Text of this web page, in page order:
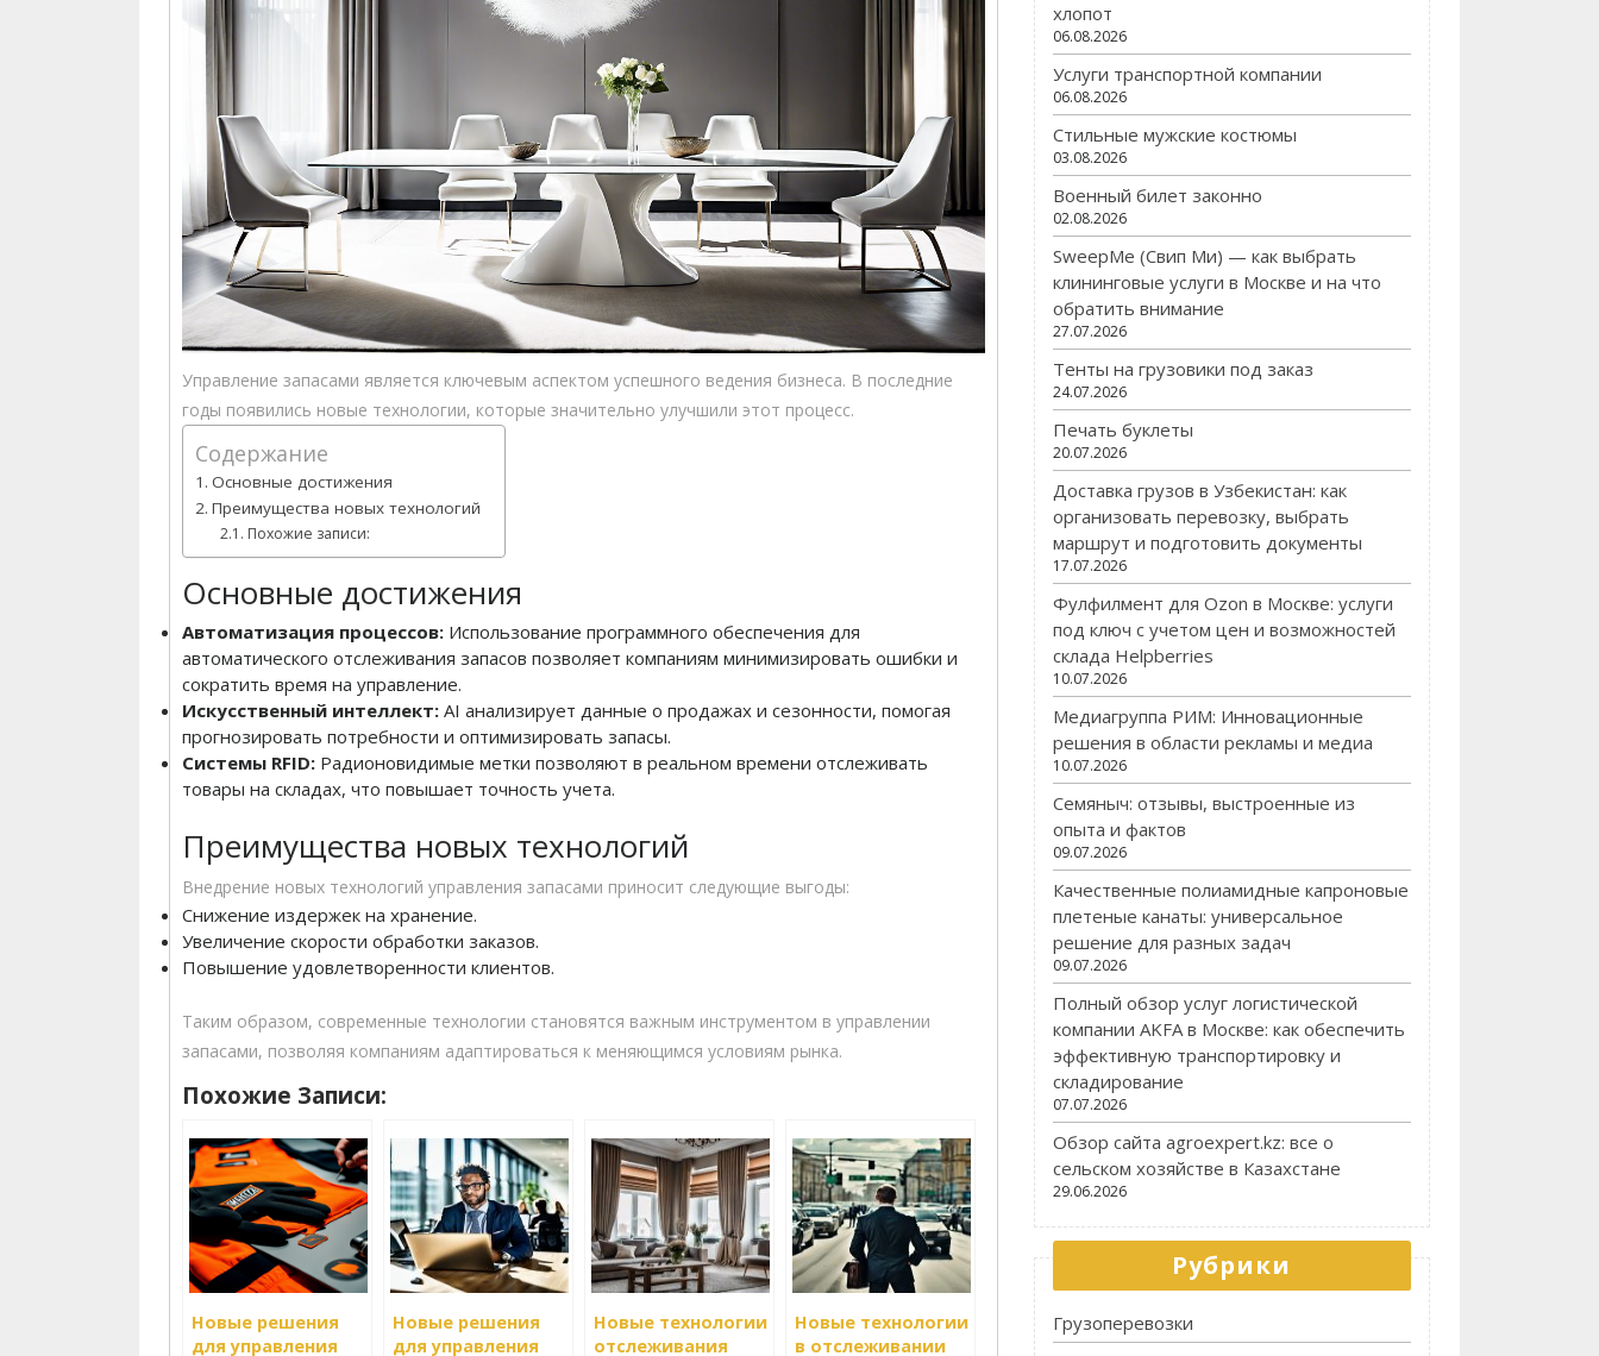
Управление запасами является ключевым аспектом успешного ведения бизнеса. В последние
годы появились новые технологии, которые значительно улучшили этот процесс.
Содержание
Основные достижения
Преимущества новых технологий
Похожие записи:
Основные достижения
Автоматизация процессов: Использование программного обеспечения для
автоматического отслеживания запасов позволяет компаниям минимизировать ошибки и
сократить время на управление.
Искусственный интеллект: AI анализирует данные о продажах и сезонности, помогая
прогнозировать потребности и оптимизировать запасы.
Системы RFID: Радионовидимые метки позволяют в реальном времени отслеживать
товары на складах, что повышает точность учета.
Преимущества новых технологий
Внедрение новых технологий управления запасами приносит следующие выгоды:
Снижение издержек на хранение.
Увеличение скорости обработки заказов.
Повышение удовлетворенности клиентов.
Таким образом, современные технологии становятся важным инструментом в управлении
запасами, позволяя компаниям адаптироваться к меняющимся условиям рынка.
Похожие Записи:
Новые решения
для управления
Новые решения
для управления
Новые технологии
отслеживания
Новые технологии
в отслеживании
хлопот
06.08.2026
Услуги транспортной компании
06.08.2026
Стильные мужские костюмы
03.08.2026
Военный билет законно
02.08.2026
SweepMe (Свип Ми) — как выбрать
клининговые услуги в Москве и на что
обратить внимание
27.07.2026
Тенты на грузовики под заказ
24.07.2026
Печать буклеты
20.07.2026
Доставка грузов в Узбекистан: как
организовать перевозку, выбрать
маршрут и подготовить документы
17.07.2026
Фулфилмент для Ozon в Москве: услуги
под ключ с учетом цен и возможностей
склада Helpberries
10.07.2026
Медиагруппа РИМ: Инновационные
решения в области рекламы и медиа
10.07.2026
Семяныч: отзывы, выстроенные из
опыта и фактов
09.07.2026
Качественные полиамидные капроновые
плетеные канаты: универсальное
решение для разных задач
09.07.2026
Полный обзор услуг логистической
компании AKFA в Москве: как обеспечить
эффективную транспортировку и
складирование
07.07.2026
Обзор сайта agroexpert.kz: все о
сельском хозяйстве в Казахстане
29.06.2026
Рубрики
Грузоперевозки